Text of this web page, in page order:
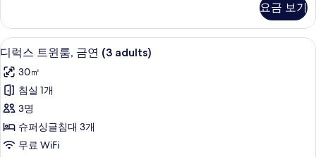
진
모
두
보
기
윈
룸,
금
연
자
세
히
보
기
요금 보기
디
럭
스
트
윈
룸,
디럭스 트윈룸, 금연 (3 adults) | 객실
3
디럭스 트윈룸, 금연 (3 adults)
30㎡
침실 1개
3명
슈퍼싱글침대 3개
무료 WiFi